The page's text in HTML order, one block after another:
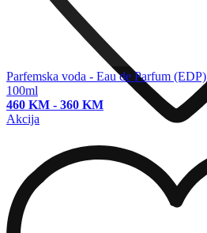
Parfemska voda - Eau de Parfum (EDP)
100ml
460 KM - 360 KM
Akcija